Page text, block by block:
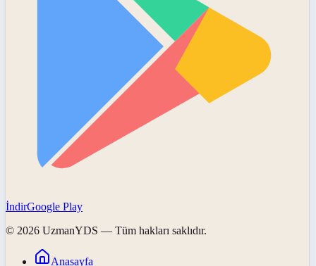
İndirGoogle Play
© 2026 UzmanYDS — Tüm hakları saklıdır.
Anasayfa